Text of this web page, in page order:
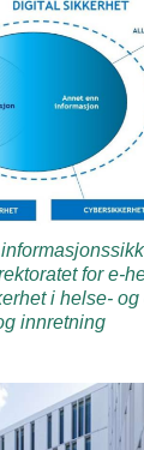
for e-
i helse-
innretning